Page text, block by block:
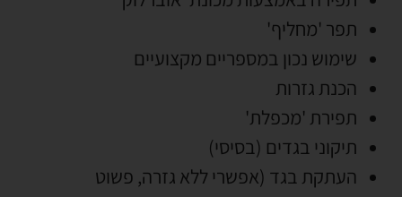
תפר 'מחליף'
שימוש נכון במספריים מקצועיים
הכנת גזרות
תפירת 'מכפלת'
תיקוני בגדים (בסיסי)
העתקת בגד (אפשרי ללא גזרה, פשוט